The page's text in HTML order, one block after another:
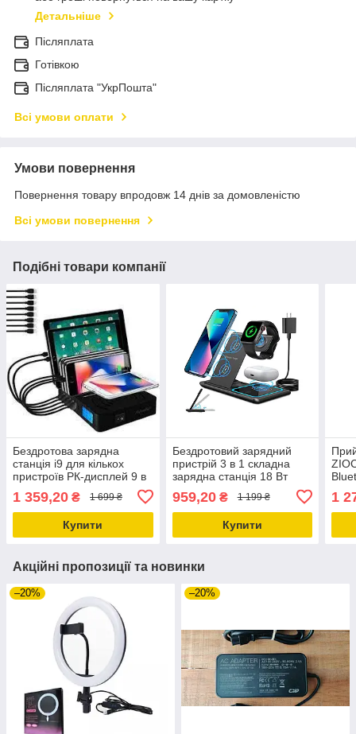
Детальніше
Післяплата
Готівкою
Післяплата "УкрПошта"
Всі умови оплати
Умови повернення
Повернення товару впродовж 14 днів за домовленістю
Всі умови повернення
Подібні товари компанії
Бездротова зарядна
станція i9 для кількох
пристроїв РК-дисплей 9 в
заряджання
1 359,20 ₴ 1 699 ₴
Купити
Бездротовий зарядний
пристрій 3 в 1 складна
зарядна станція 18 Вт
959,20₴ 1 199 ₴
Купити
1
Акційні пропозиції та новинки
–20% –20%